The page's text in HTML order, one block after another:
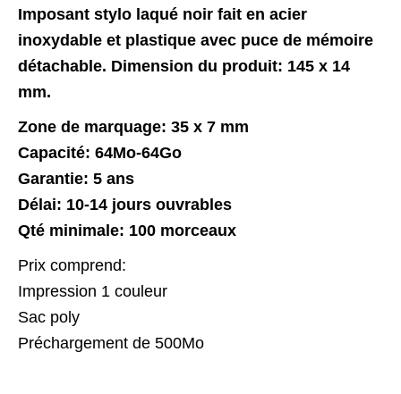
Imposant stylo laqué noir fait en acier
inoxydable et plastique avec puce de mémoire
détachable. Dimension du produit: 145 x 14
mm.
​Zone de marquage: 35 x 7 mm
Capacité: 64Mo-64Go
Garantie: 5 ans
Délai: 10-14 jours ouvrables
Qté minimale: 100 morceaux
Prix comprend:
Impression 1 couleur
Sac poly
Préchargement de 500Mo